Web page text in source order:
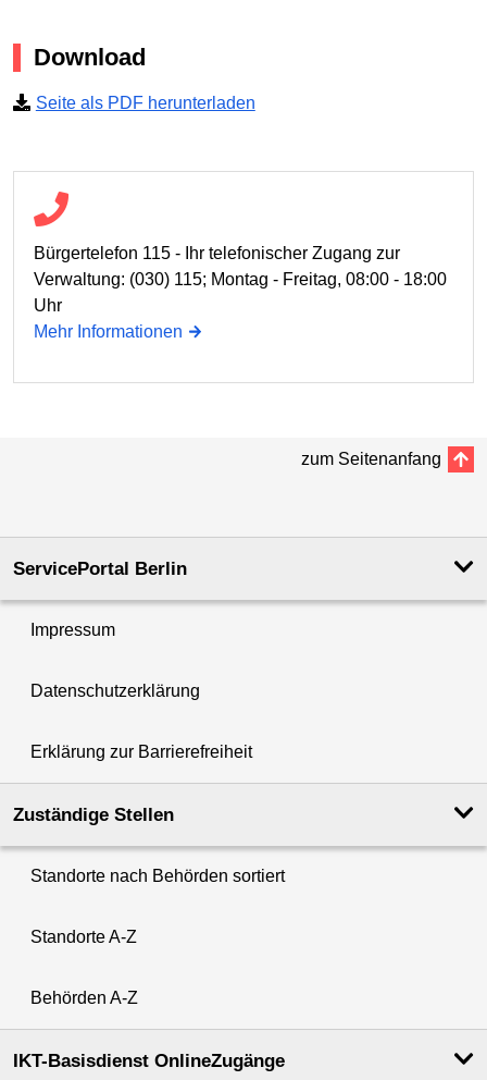
Download
Seite als PDF herunterladen
Bürgertelefon 115 - Ihr telefonischer Zugang zur
Verwaltung: (030) 115; Montag - Freitag, 08:00 - 18:00
Uhr
Mehr Informationen
zum Seitenanfang
ServicePortal Berlin
Impressum
Datenschutzerklärung
Erklärung zur Barrierefreiheit
Zuständige Stellen
Standorte nach Behörden sortiert
Standorte A-Z
Behörden A-Z
IKT-Basisdienst OnlineZugänge